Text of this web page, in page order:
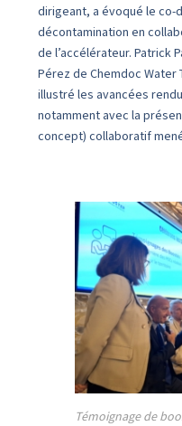
dirigeant, a évoqué le co-
décontamination en
de l’accélérateur. Patrick
Pérez de Chemdoc
illustré les avancées
notamment avec la
concept) collaboratif
Témoignage de